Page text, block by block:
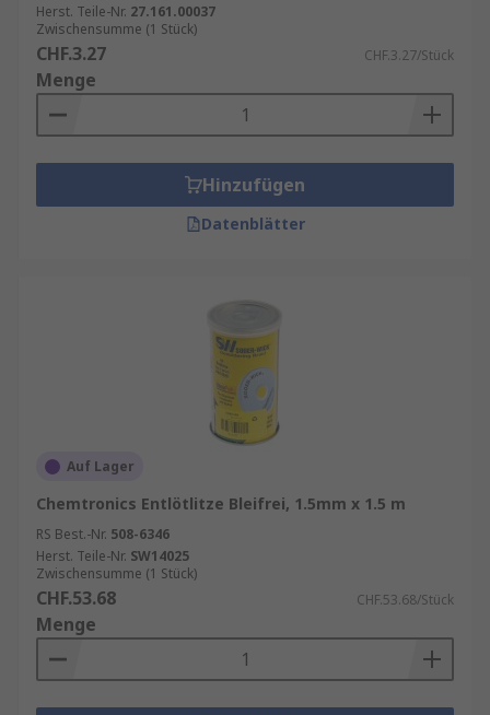
Herst. Teile-Nr. 27.161.00037
Zwischensumme (1 Stück)
CHF.3.27 CHF.3.27/Stück
Menge
Hinzufügen
Datenblätter
Auf Lager
Chemtronics Entlötlitze Bleifrei, 1.5mm x 1.5 m
RS Best.-Nr. 508-6346
Herst. Teile-Nr. SW14025
Zwischensumme (1 Stück)
CHF.53.68 CHF.53.68/Stück
Menge